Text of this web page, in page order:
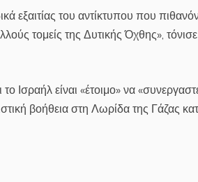
εξαιτίας του αντίκτυπου που
τομείς της Δυτικής Όχθης»,
Ισραήλ είναι «έτοιμο» να
βοήθεια στη Λωρίδα της Γάζας